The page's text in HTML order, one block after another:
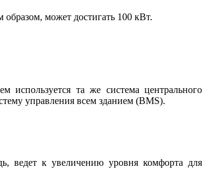
может достигать 100 кВт.
используется та же система центрального
управления всем зданием (BMS).
ведет к увеличению уровня комфорта для